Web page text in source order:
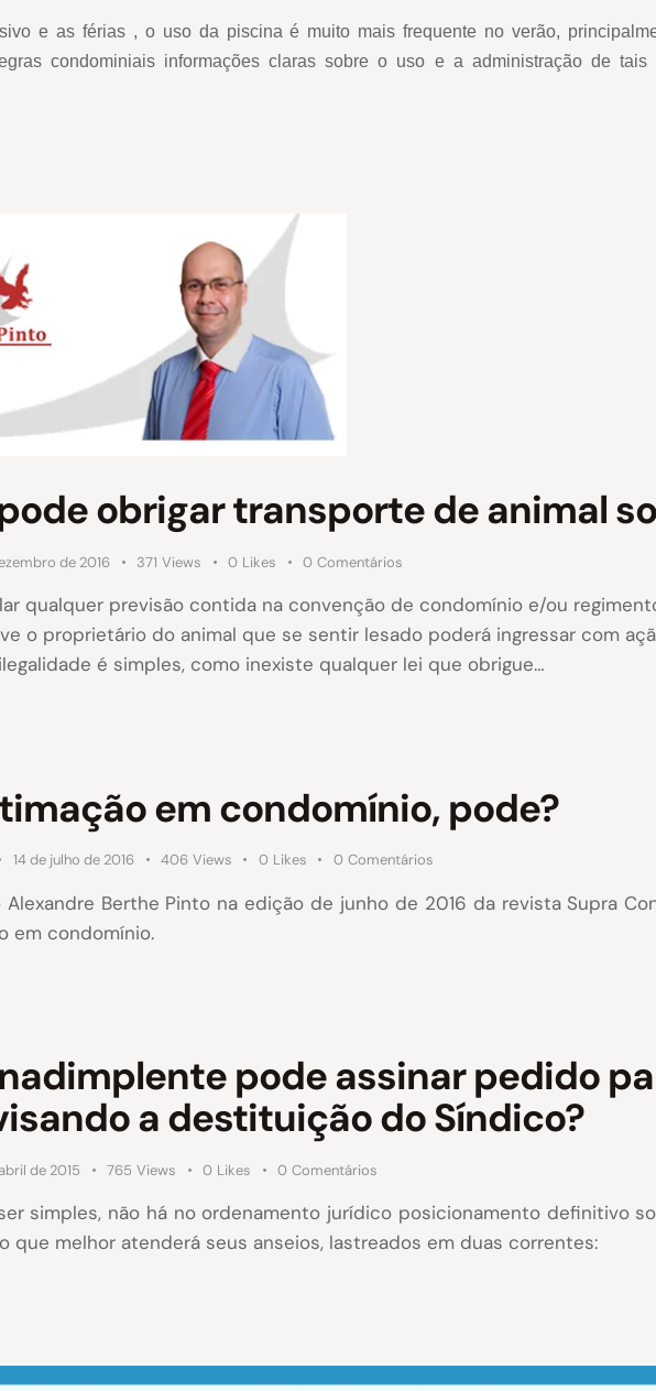
e as férias , o uso da piscina é muito mais frequente no verão,
condominiais informações claras sobre o uso e a administração de tais
obrigar transporte de animal
de 2016 371 Views 0 Likes 0 Comentários
qualquer previsão contida na convenção de condomínio e/ou
o proprietário do animal que se sentir lesado poderá ingressar com
é simples, como inexiste qualquer lei que obrigue…
em condomínio, pode?
14 de julho de 2016 406 Views 0 Likes 0 Comentários
Berthe Pinto na edição de junho de 2016 da revista Supra
em condomínio.
pode assinar pedido
a destituição do Síndico?
de 2015 765 Views 0 Likes 0 Comentários
simples, não há no ordenamento jurídico posicionamento definitivo
que melhor atenderá seus anseios, lastreados em duas correntes: